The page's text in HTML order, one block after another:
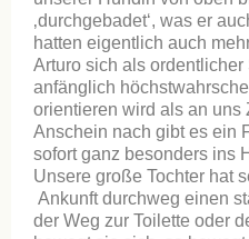
‚durchgebadet‘, was er
hatten eigentlich auch
Arturo sich als
anfänglich
orientieren wird als an uns
Anschein nach gibt es ein
sofort ganz besonders ins
Unsere große Tochter hat
Ankunft durchweg einen
der Weg zur Toilette oder